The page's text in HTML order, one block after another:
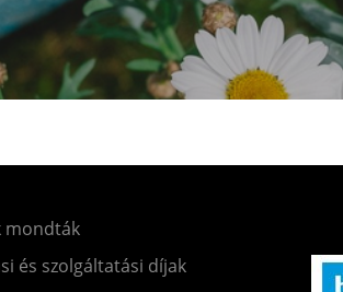
mondták
és szolgáltatási díjak